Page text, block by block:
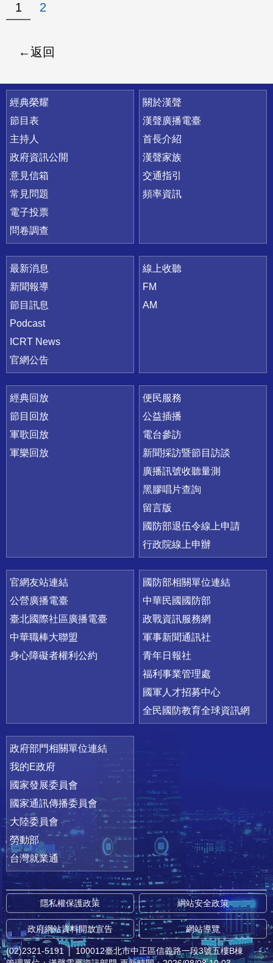
1 2
返回
快速連結
經典榮耀
節目表
主持人
政府資訊公開
意見信箱
常見問題
電子投票
問卷調查
關於漢聲
漢聲廣播電臺
首長介紹
漢聲家族
交通指引
頻率資訊
最新消息
新聞報導
節目訊息
Podcast
ICRT News
官網公告
線上收聽
FM
AM
經典回放
節目回放
軍歌回放
軍樂回放
便民服務
公益插播
電台參訪
新聞採訪暨節目訪談
廣播訊號收聽量測
黑膠唱片查詢
留言版
國防部退伍令線上申請
行政院線上申辦
官網友站連結
公營廣播電臺
臺北國際社區廣播電臺
中華職棒大聯盟
身心障礙者權利公約
國防部相關單位連結
中華民國國防部
政戰資訊服務網
軍事新聞通訊社
青年日報社
福利事業管理處
國軍人才招募中心
全民國防教育全球資訊網
政府部門相關單位連結
我的E政府
國家發展委員會
國家通訊傳播委員會
大陸委員會
勞動部
台灣就業通
隱私權保護政策 網站安全政策
政府網站資料開放宣告 網站導覽
(02)2321-5191 │ 100012臺北市中正區信義路一段3號五樓B棟